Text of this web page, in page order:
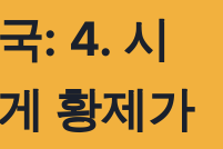
: 4. 시
황제가